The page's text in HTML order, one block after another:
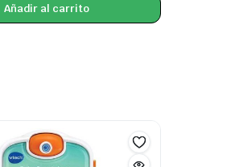
Añadir al carrito